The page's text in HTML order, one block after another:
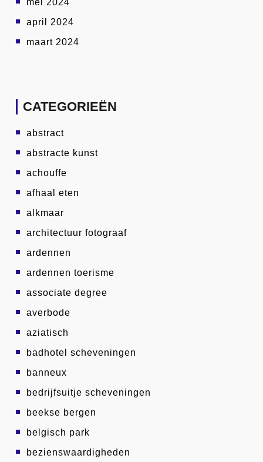
mei 2024
april 2024
maart 2024
CATEGORIEËN
abstract
abstracte kunst
achouffe
afhaal eten
alkmaar
architectuur fotograaf
ardennen
ardennen toerisme
associate degree
averbode
aziatisch
badhotel scheveningen
banneux
bedrijfsuitje scheveningen
beekse bergen
belgisch park
bezienswaardigheden